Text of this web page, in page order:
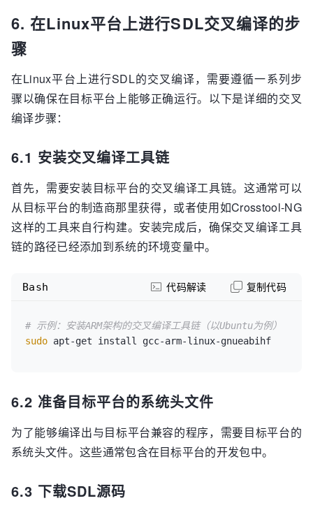
6. 在Linux平台上进行SDL交叉编译的步
骤
在Linux平台上进行SDL的交叉编译，需要遵循一系列步
骤以确保在目标平台上能够正确运行。以下是详细的交叉
编译步骤：
6.1 安装交叉编译工具链
首先，需要安装目标平台的交叉编译工具链。这通常可以
从目标平台的制造商那里获得，或者使用如Crosstool-NG
这样的工具来自行构建。安装完成后，确保交叉编译工具
链的路径已经添加到系统的环境变量中。
# 示例：安装ARM架构的交叉编译工具链（以Ubuntu为例）
sudo
Bash 代码解读 复制代码
6.2 准备目标平台的系统头文件
为了能够编译出与目标平台兼容的程序，需要目标平台的
系统头文件。这些通常包含在目标平台的开发包中。
6.3 下载SDL源码